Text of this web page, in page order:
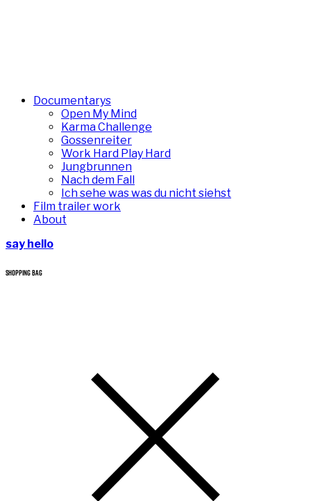
Documentarys
Open My Mind
Karma Challenge
Gossenreiter
Work Hard Play Hard
Jungbrunnen
Nach dem Fall
Ich sehe was was du nicht siehst
Film trailer work
About
say hello
SHOPPING BAG